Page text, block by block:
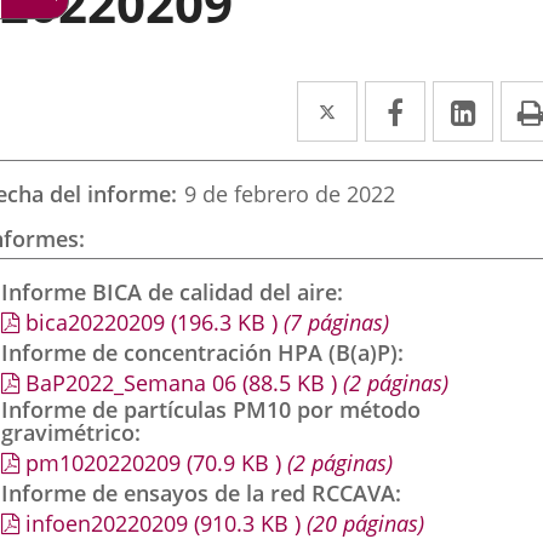
Twitter
Enlace
a
una
externa.
Facebook
Enlace
a
externa.
a
del informe 9 de febrero de 2022
Informe BICA de calidad del aire
bica20220209 (196.3 KB ) (7 páginas)
Informe de concentración HPA (B(a)P)
BaP2022_Semana 06 (88.5 KB ) (2 páginas)
Informe de partículas PM10 por método
gravimétrico
pm1020220209 (70.9 KB ) (2 páginas)
Informe de ensayos de la red RCCAVA
infoen20220209 (910.3 KB ) (20 páginas)